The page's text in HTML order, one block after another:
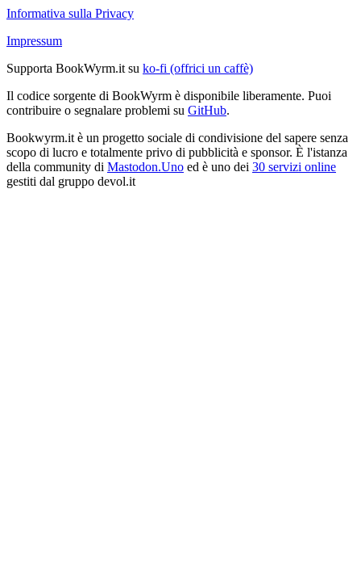
Informativa sulla Privacy
Impressum
Supporta BookWyrm.it su ko-fi (offrici un caffè)
Il codice sorgente di BookWyrm è disponibile liberamente. Puoi
contribuire o segnalare problemi su GitHub.
Bookwyrm.it è un progetto sociale di condivisione del sapere senza
scopo di lucro e totalmente privo di pubblicità e sponsor. È l'istanza
della community di Mastodon.Uno ed è uno dei 30 servizi online
gestiti dal gruppo devol.it